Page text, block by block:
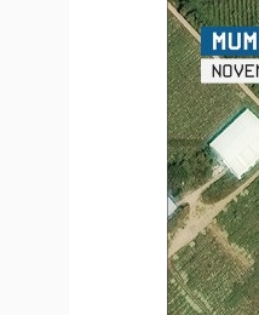
Nam khoa
Làm đẹp - giảm
Phòng mạch online
Ăn sạch sống khỏe
Cải chính